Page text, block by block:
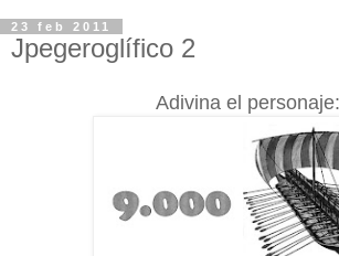
23 feb 2011
Jpegeroglífico 2
Adivina el personaje: